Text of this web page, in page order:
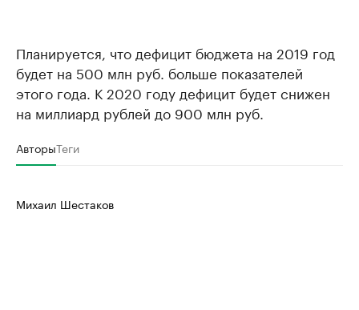
Планируется, что дефицит бюджета на 2019 год
будет на 500 млн руб. больше показателей
этого года. К 2020 году дефицит будет снижен
на миллиард рублей до 900 млн руб.
АвторыТеги
Михаил Шестаков